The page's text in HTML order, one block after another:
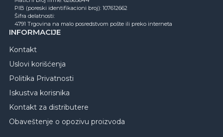
PIB (poreski identifikacioni broj): 107612662
Šifra delatnosti:
4791 Trgovina na malo posredstvom pošte ili preko interneta
INFORMACIJE
Kontakt
Uslovi korišćenja
Politika Privatnosti
Iskustva korisnika
Kontakt za distributere
Obaveštenje o opozivu proizvoda